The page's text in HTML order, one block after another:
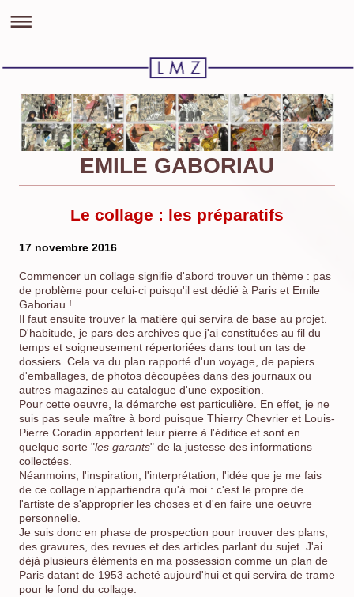
EMILE GABORIAU
Le collage : les préparatifs
17 novembre 2016
Commencer un collage signifie d'abord trouver un thème : pas
de problème pour celui-ci puisqu'il est dédié à Paris et Emile
Gaboriau !
Il faut ensuite trouver la matière qui servira de base au projet.
D'habitude, je pars des archives que j'ai constituées au fil du
temps et soigneusement répertoriées dans tout un tas de
dossiers. Cela va du plan rapporté d'un voyage, de papiers
d'emballages, de photos découpées dans des journaux ou
autres magazines au catalogue d'une exposition.
Pour cette oeuvre, la démarche est particulière. En effet, je ne
suis pas seule maître à bord puisque Thierry Chevrier et Louis-
Pierre Coradin apportent leur pierre à l'édifice et sont en
quelque sorte "les garants" de la justesse des informations
collectées.
Néanmoins, l'inspiration, l'interprétation, l'idée que je me fais
de ce collage n'appartiendra qu'à moi : c'est le propre de
l'artiste de s'approprier les choses et d'en faire une oeuvre
personnelle.
Je suis donc en phase de prospection pour trouver des plans,
des gravures, des revues et des articles parlant du sujet. J'ai
déjà plusieurs éléments en ma possession comme un plan de
Paris datant de 1953 acheté aujourd'hui et qui servira de trame
pour le fond du collage.